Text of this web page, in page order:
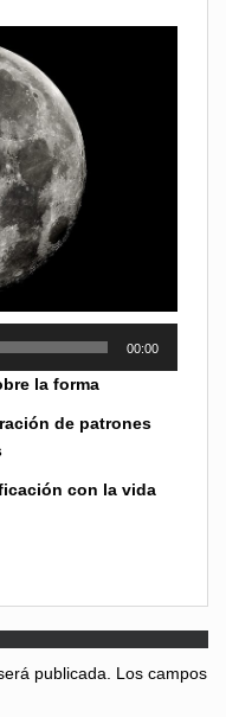
00:00
la forma
de patrones
con la vida
publicada.
Los campos